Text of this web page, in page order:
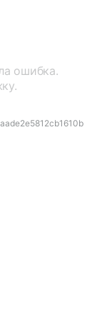
ошибка.